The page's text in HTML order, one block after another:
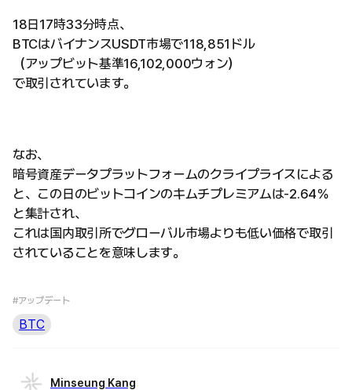
18日17時33分時点、
BTCはバイナンスUSDT市場で118,851ドル
（アップビット基準16,102,000ウォン）
で取引されています。
なお、
暗号資産データプラットフォームのクライプライスによる
と、この日のビットコインのキムチプレミアムは-2.64％
と集計され、
これは国内取引所でグローバル市場よりも低い価格で取引
されていることを意味します。
#アップデート
BTC
Minseung Kang